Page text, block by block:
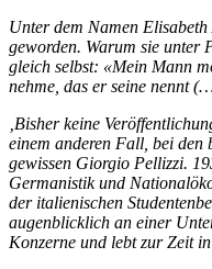
Unter dem Namen
geworden. Warum sie unter
gleich selbst: «Mein Mann
nehme, das er seine nennt
‚Bisher keine
einem anderen Fall, bei den
gewissen Giorgio Pellizzi.
Germanistik und
der italienischen
augenblicklich an einer
Konzerne und lebt zur Zeit